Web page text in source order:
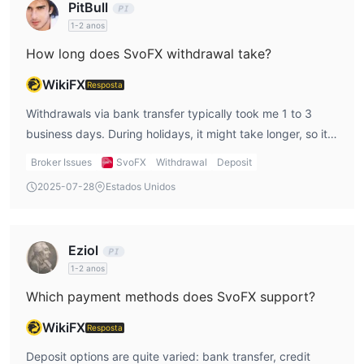
PitBull
1-2 anos
How long does SvoFX withdrawal take?
WikiFXResposta
Withdrawals via bank transfer typically took me 1 to 3
business days. During holidays, it might take longer, so it’s
good to plan ahead.
Broker Issues SvoFX Withdrawal
Deposit
2025-07-28
Estados Unidos
Eziol
1-2 anos
Which payment methods does SvoFX support?
WikiFXResposta
Deposit options are quite varied: bank transfer, credit